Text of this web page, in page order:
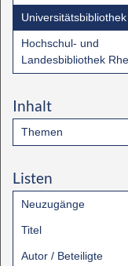
Hochschul- und
Landesbibliothek
Inhalt
Themen
Listen
Neuzugänge
Titel
Autor / Beteiligte